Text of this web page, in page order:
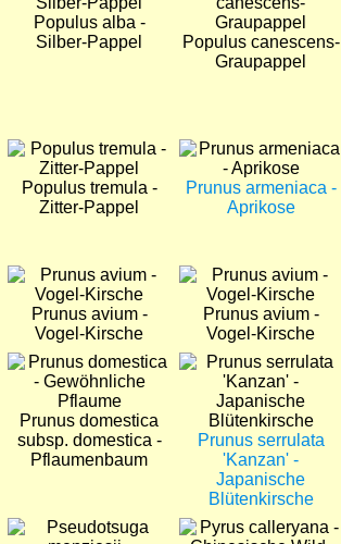
Populus alba -
Silber-Pappel
Populus canescens-
Graupappel
Bild
Populus tremula -
Zitter-Pappel
Bild
Prunus armeniaca -
Aprikose
Bild
Prunus avium -
Vogel-Kirsche
Bild
Prunus avium -
Vogel-Kirsche
Bild
Prunus domestica
subsp. domestica -
Pflaumenbaum
Bild
Prunus serrulata
'Kanzan' -
Japanische
Blütenkirsche
Bild Bild